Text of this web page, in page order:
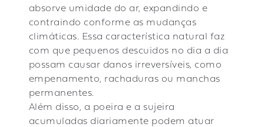
absorve umidade do ar, expandindo e
contraindo conforme as mudanças
climáticas. Essa característica natural faz
com que pequenos descuidos no dia a dia
possam causar danos irreversíveis, como
empenamento, rachaduras ou manchas
permanentes.
Além disso, a poeira e a sujeira
acumuladas diariamente podem atuar